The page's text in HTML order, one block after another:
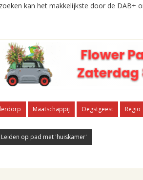
kan het makkelijkste door de DAB+
Maatschappij Oegstgeest Regio
Leiden op pad met 'huiskamer'